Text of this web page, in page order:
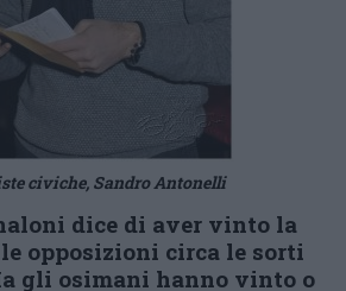
civiche, Sandro Antonelli
dice di aver vinto la
le opposizioni circa le sorti
gli osimani hanno vinto o